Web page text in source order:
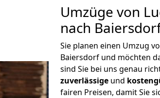
Umzüge von
nach
Sie planen einen Umzug
Baiersdorf und möchten
sind Sie bei uns genau
zuverlässige und
fairen Preisen, damit Sie